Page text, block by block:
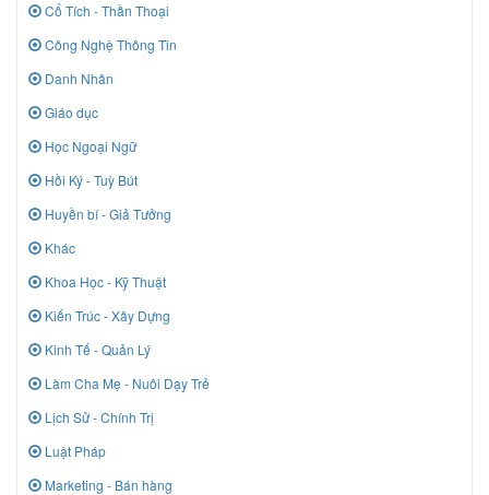
Cổ Tích - Thần Thoại
Công Nghệ Thông Tin
Danh Nhân
Giáo dục
Học Ngoại Ngữ
Hồi Ký - Tuỳ Bút
Huyền bí - Giả Tưởng
Khác
Khoa Học - Kỹ Thuật
Kiến Trúc - Xây Dựng
Kinh Tế - Quản Lý
Làm Cha Mẹ - Nuôi Dạy Trẻ
Lịch Sử - Chính Trị
Luật Pháp
Marketing - Bán hàng